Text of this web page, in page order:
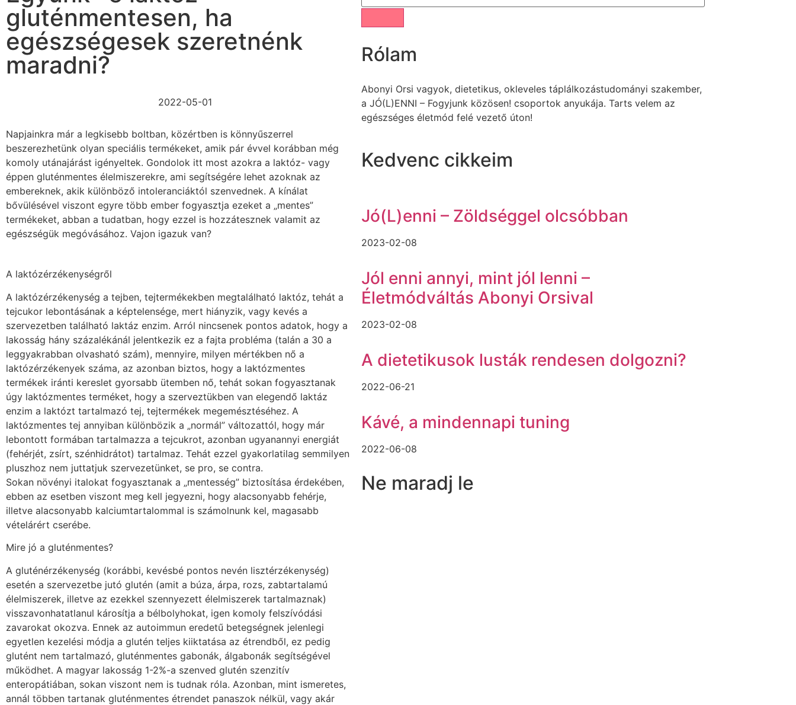
gluténmentesen, ha
egészségesek szeretnénk
maradni?
2022-05-01
Napjainkra már a legkisebb boltban, közértben is könnyűszerrel
beszerezhetünk olyan speciális termékeket, amik pár évvel korábban még
komoly utánajárást igényeltek. Gondolok itt most azokra a laktóz- vagy
éppen gluténmentes élelmiszerekre, ami segítségére lehet azoknak az
embereknek, akik különböző intoleranciáktól szenvednek. A kínálat
bővülésével viszont egyre több ember fogyasztja ezeket a „mentes”
termékeket, abban a tudatban, hogy ezzel is hozzátesznek valamit az
egészségük megóvásához. Vajon igazuk van?
A laktózérzékenységről
A laktózérzékenység a tejben, tejtermékekben megtalálható laktóz, tehát a
tejcukor lebontásának a képtelensége, mert hiányzik, vagy kevés a
szervezetben található laktáz enzim. Arról nincsenek pontos adatok, hogy a
lakosság hány százalékánál jelentkezik ez a fajta probléma (talán a 30 a
leggyakrabban olvasható szám), mennyire, milyen mértékben nő a
laktózérzékenyek száma, az azonban biztos, hogy a laktózmentes
termékek iránti kereslet gyorsabb ütemben nő, tehát sokan fogyasztanak
úgy laktózmentes terméket, hogy a szerveztükben van elegendő laktáz
enzim a laktózt tartalmazó tej, tejtermékek megemésztéséhez. A
laktózmentes tej annyiban különbözik a „normál” változattól, hogy már
lebontott formában tartalmazza a tejcukrot, azonban ugyanannyi energiát
(fehérjét, zsírt, szénhidrátot) tartalmaz. Tehát ezzel gyakorlatilag semmilyen
pluszhoz nem juttatjuk szervezetünket, se pro, se contra.
Sokan növényi italokat fogyasztanak a „mentesség” biztosítása érdekében,
ebben az esetben viszont meg kell jegyezni, hogy alacsonyabb fehérje,
illetve alacsonyabb kalciumtartalommal is számolnunk kel, magasabb
vételárért cserébe.
Mire jó a gluténmentes?
A gluténérzékenység (korábbi, kevésbé pontos nevén lisztérzékenység)
esetén a szervezetbe jutó glutén (amit a búza, árpa, rozs, zabtartalamú
élelmiszerek, illetve az ezekkel szennyezett élelmiszerek tartalmaznak)
visszavonhatatlanul károsítja a bélbolyhokat, igen komoly felszívódási
zavarokat okozva. Ennek az autoimmun eredetű betegségnek jelenlegi
egyetlen kezelési módja a glutén teljes kiiktatása az étrendből, ez pedig
glutént nem tartalmazó, gluténmentes gabonák, álgabonák segítségével
működhet. A magyar lakosság 1-2%-a szenved glutén szenzitív
enteropátiában, sokan viszont nem is tudnak róla. Azonban, mint ismeretes,
annál többen tartanak gluténmentes étrendet panaszok nélkül, vagy akár
Rólam
Abonyi Orsi vagyok, dietetikus, okleveles táplálkozástudományi szakember,
a JÓ(L)ENNI – Fogyjunk közösen! csoportok anyukája. Tarts velem az
egészséges életmód felé vezető úton!
Kedvenc cikkeim
Jó(L)enni – Zöldséggel olcsóbban
2023-02-08
Jól enni annyi, mint jól lenni –
Életmódváltás Abonyi Orsival
2023-02-08
A dietetikusok lusták rendesen dolgozni?
2022-06-21
Kávé, a mindennapi tuning
2022-06-08
Ne maradj le